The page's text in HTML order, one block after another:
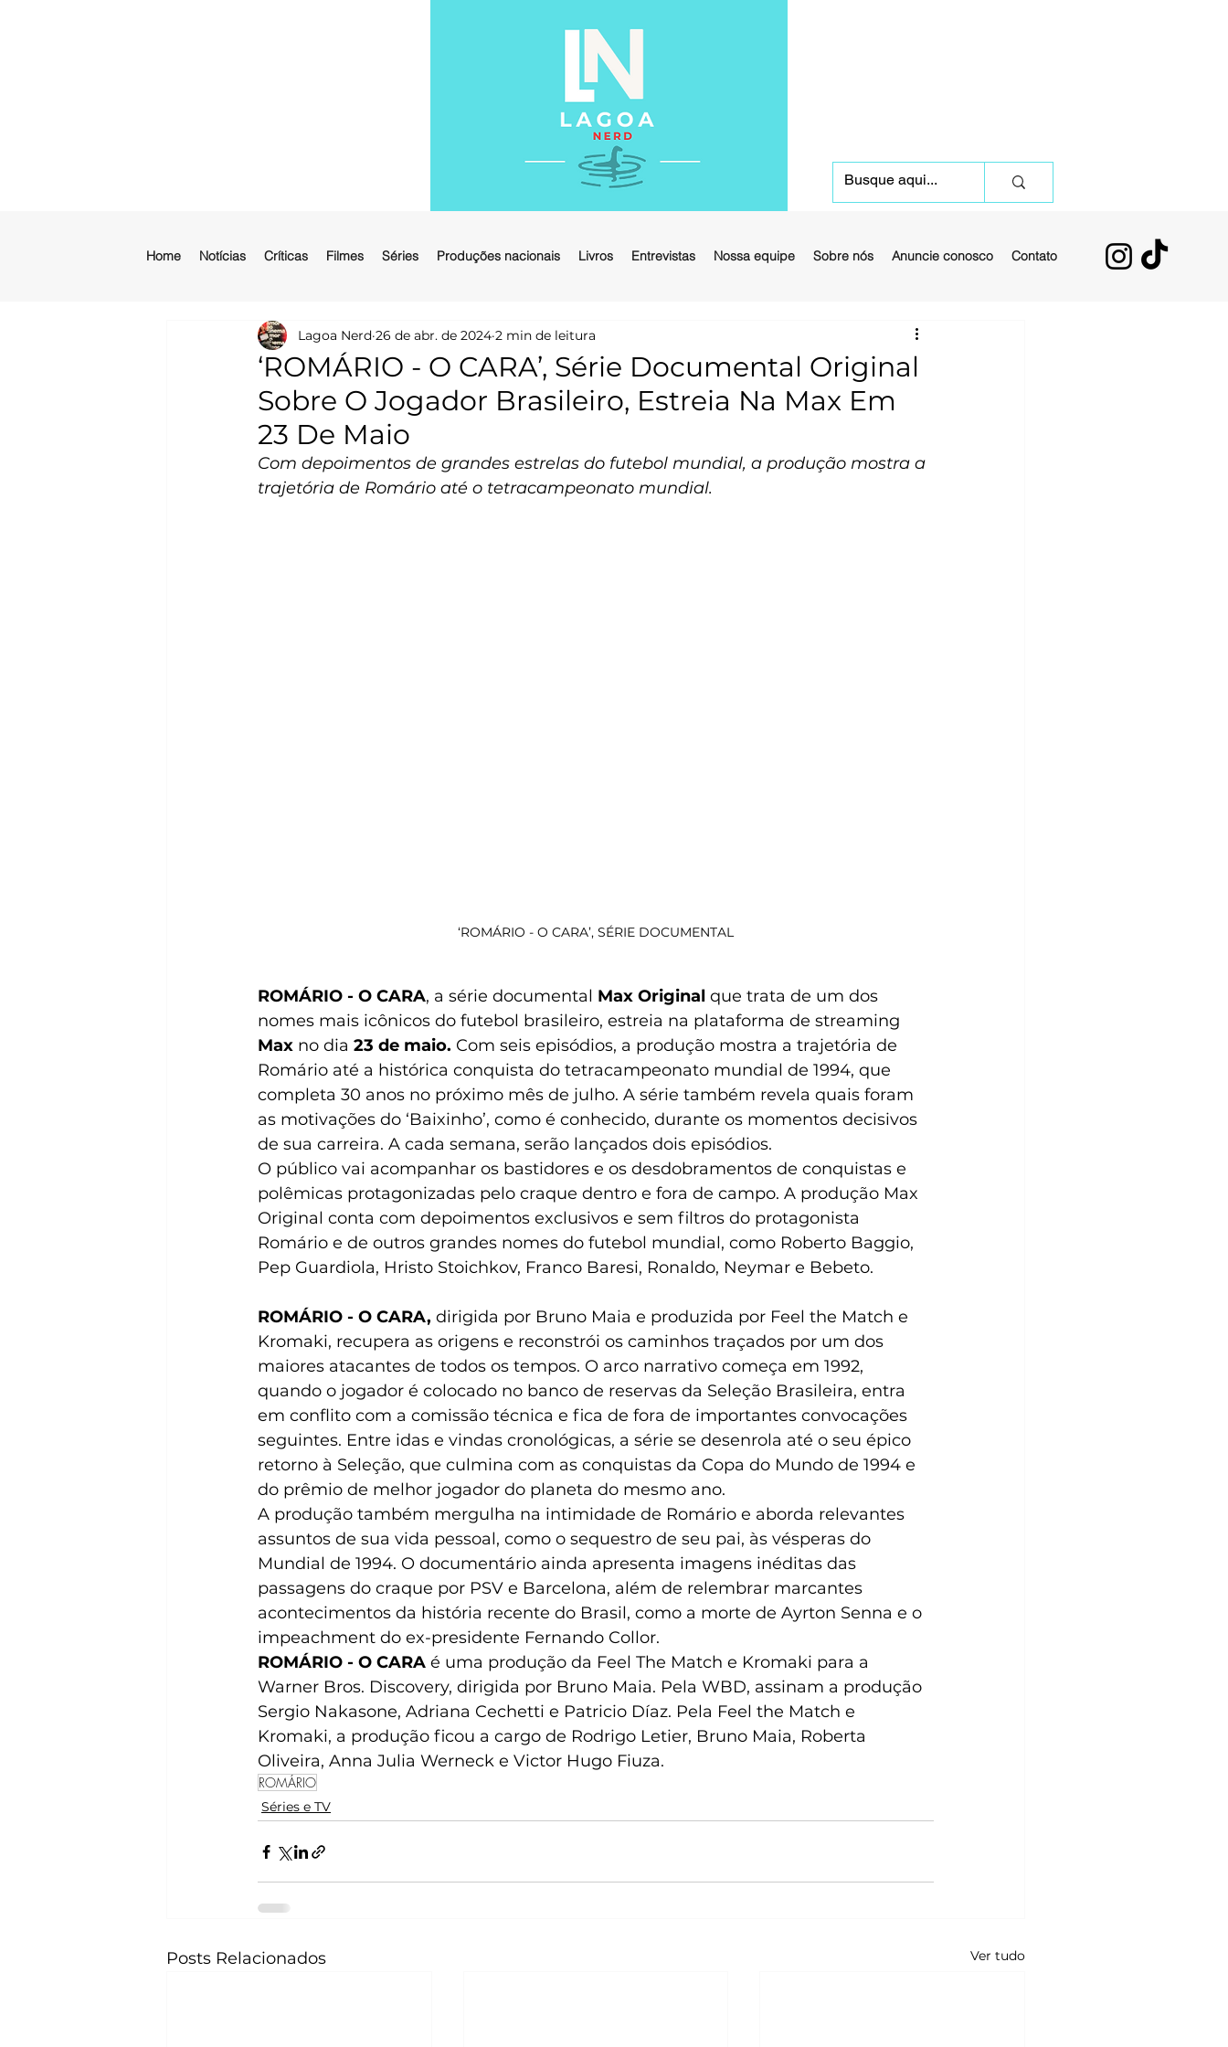
Home Notícias Críticas Filmes Séries Produções nacionais Livros Entrevistas Nossa equipe Sobre nós Anuncie conosco Contato
‘ROMÁRIO - O CARA’, Série Documental Original
Sobre O Jogador Brasileiro, Estreia Na Max Em
23 De Maio
Lagoa Nerd 26 de abr. de 2024 2 min de leitura
Com depoimentos de grandes estrelas do futebol mundial, a produção mostra a
trajetória de Romário até o tetracampeonato mundial.
‘ROMÁRIO - O CARA’, SÉRIE DOCUMENTAL
ROMÁRIO - O CARA, a série documental Max Original que trata de um dos
nomes mais icônicos do futebol brasileiro, estreia na plataforma de streaming
Max no dia 23 de maio. Com seis episódios, a produção mostra a trajetória de
Romário até a histórica conquista do tetracampeonato mundial de 1994, que
completa 30 anos no próximo mês de julho. A série também revela quais foram
as motivações do ‘Baixinho’, como é conhecido, durante os momentos decisivos
de sua carreira. A cada semana, serão lançados dois episódios.
O público vai acompanhar os bastidores e os desdobramentos de conquistas e
polêmicas protagonizadas pelo craque dentro e fora de campo. A produção Max
Original conta com depoimentos exclusivos e sem filtros do protagonista
Romário e de outros grandes nomes do futebol mundial, como Roberto Baggio,
Pep Guardiola, Hristo Stoichkov, Franco Baresi, Ronaldo, Neymar e Bebeto.
ROMÁRIO - O CARA, dirigida por Bruno Maia e produzida por Feel the Match e
Kromaki, recupera as origens e reconstrói os caminhos traçados por um dos
maiores atacantes de todos os tempos. O arco narrativo começa em 1992,
quando o jogador é colocado no banco de reservas da Seleção Brasileira, entra
em conflito com a comissão técnica e fica de fora de importantes convocações
seguintes. Entre idas e vindas cronológicas, a série se desenrola até o seu épico
retorno à Seleção, que culmina com as conquistas da Copa do Mundo de 1994 e
do prêmio de melhor jogador do planeta do mesmo ano.
A produção também mergulha na intimidade de Romário e aborda relevantes
assuntos de sua vida pessoal, como o sequestro de seu pai, às vésperas do
Mundial de 1994. O documentário ainda apresenta imagens inéditas das
passagens do craque por PSV e Barcelona, além de relembrar marcantes
acontecimentos da história recente do Brasil, como a morte de Ayrton Senna e o
impeachment do ex-presidente Fernando Collor.
ROMÁRIO - O CARA é uma produção da Feel The Match e Kromaki para a
Warner Bros. Discovery, dirigida por Bruno Maia. Pela WBD, assinam a produção
Sergio Nakasone, Adriana Cechetti e Patricio Díaz. Pela Feel the Match e
Kromaki, a produção ficou a cargo de Rodrigo Letier, Bruno Maia, Roberta
Oliveira, Anna Julia Werneck e Victor Hugo Fiuza.
ROMÁRIO
Séries e TV
Posts Relacionados Ver tudo